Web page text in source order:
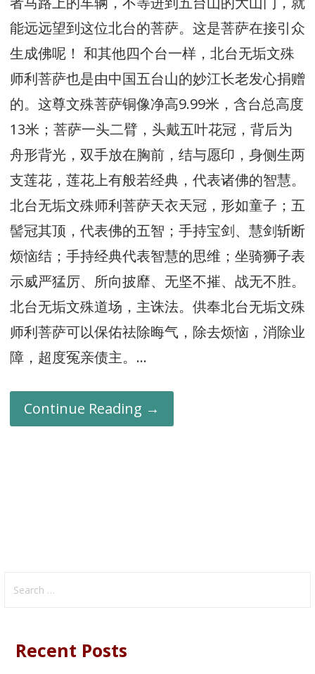
能远远望到这位北台的菩萨。这是菩萨在接引众
生成佛呢！ 和其他四个台一样，北台无垢文殊
师利菩萨也是由中国五台山的妙江长老发心捐赠
的。这尊文殊菩萨铜像净高9.99米，含台总高度
13米；菩萨一头二臂，头戴五叶花冠，背后为
舟形背光，双手放在胸前，结与愿印，身侧生两
支莲花，莲花上有般若经典，代表诸佛的智慧。
北台无垢文殊师利菩萨天衣天冠，形如童子；五
髻冠其顶，代表佛的五智；手持宝剑、慧剑斩断
烦恼结；手持经典代表智慧的思维；坐骑狮子表
示威严猛厉、所向披靡、无坚不摧、战无不胜。
北台无垢文殊道场，主诛法。供奉北台无垢文殊
师利菩萨可以保佑祛除晦气，除去烦恼，消除业
障，超度冤亲债主。…
Continue Reading →
Search
Recent Posts